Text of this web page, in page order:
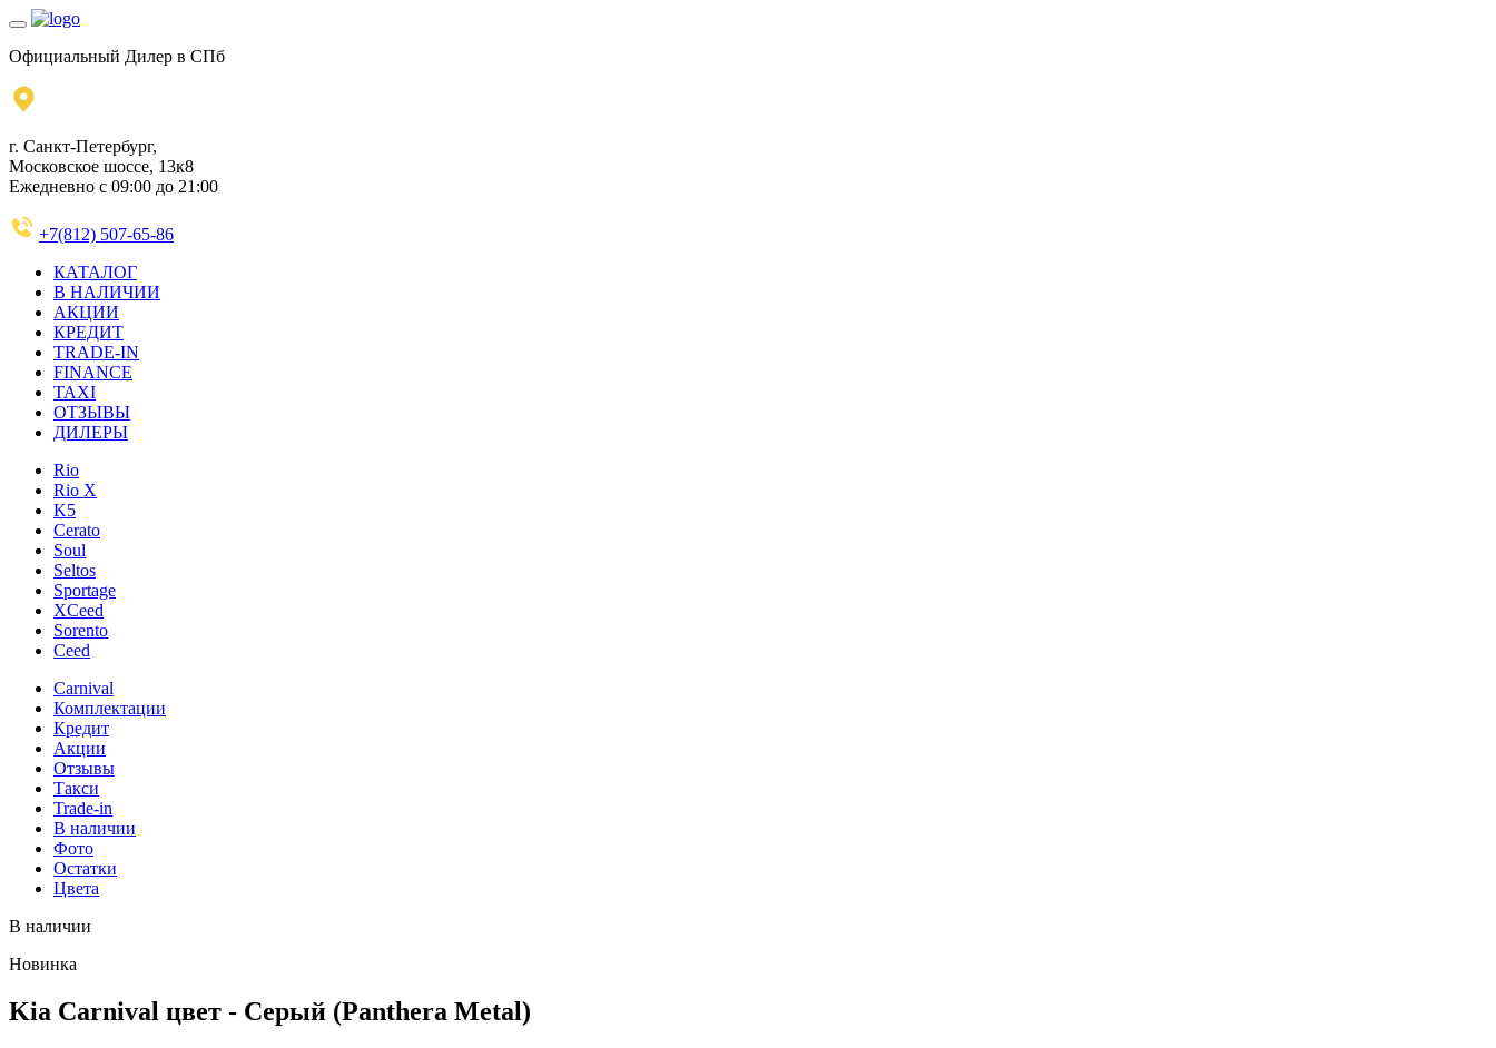
Официальный Дилер в СПб
г. Санкт-Петербург,
Московское шоссе, 13к8
Ежедневно с 09:00 до 21:00
+7(812) 507-65-86
КАТАЛОГ
В НАЛИЧИИ
АКЦИИ
КРЕДИТ
TRADE-IN
FINANCE
TAXI
ОТЗЫВЫ
ДИЛЕРЫ
Rio
Rio X
K5
Cerato
Soul
Seltos
Sportage
XCeed
Sorento
Ceed
Carnival
Комплектации
Кредит
Акции
Отзывы
Такси
Trade-in
В наличии
Фото
Остатки
Цвета
В наличии
Новинка
Kia Carnival цвет - Серый (Panthera Metal)